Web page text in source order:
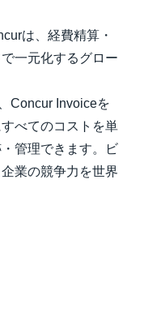
は、経費精算・
一元化するグロー
Concur Invoiceを
べてのコストを単
管理できます。ビ
業の競争力を世界